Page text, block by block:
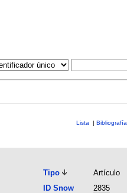
Lista | Bibliografía
Tipo
Artículo
ID Snow
2835